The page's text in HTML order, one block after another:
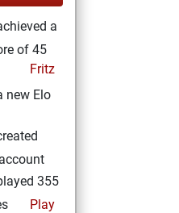
a
of 45
Fritz
new Elo
355
Play